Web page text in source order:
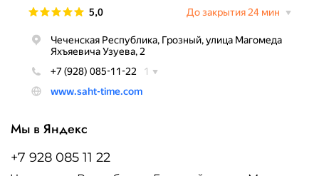
Мы в Яндекс
+7 928 085 11 22